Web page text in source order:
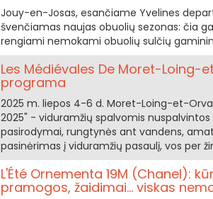
Jouy-en-Josas, esančiame Yvelines
švenčiamas naujas obuolių sezonas: čia
rengiami nemokami obuolių sulčių
Les Médiévales De Moret-Loing-
programa
2025 m. liepos 4-6 d. Moret-Loing-et-
2025" - viduramžių spalvomis
pasirodymai, rungtynės ant vandens,
pasinėrimas į viduramžių pasaulį, vos per
L'Été Ornementa 19M (Chanel):
pramogos, žaidimai... viskas